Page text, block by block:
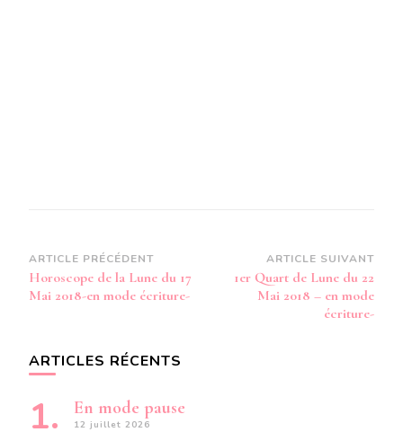
Navigation
d’article
ARTICLE PRÉCÉDENT
Horoscope de la Lune du 17
Mai 2018-en mode écriture-
ARTICLE SUIVANT
1er Quart de Lune du 22
Mai 2018 – en mode
écriture-
ARTICLES RÉCENTS
En mode pause
12 juillet 2026